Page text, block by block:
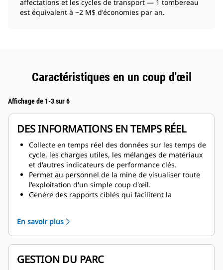
affectations et les cycles de transport — 1 tombereau
est équivalent à ~2 M$ d'économies par an.
Caractéristiques en un coup d'œil
Affichage de 1-3 sur 6
DES INFORMATIONS EN TEMPS RÉEL
Collecte en temps réel des données sur les temps de
cycle, les charges utiles, les mélanges de matériaux
et d'autres indicateurs de performance clés.
Permet au personnel de la mine de visualiser toute
l'exploitation d'un simple coup d'œil.
Génère des rapports ciblés qui facilitent la
Fournit des informations sur des facteurs de coût
clés : carburant, pneus, pièces d'entretien, temps de
ralenti, etc.
En savoir plus
GESTION DU PARC